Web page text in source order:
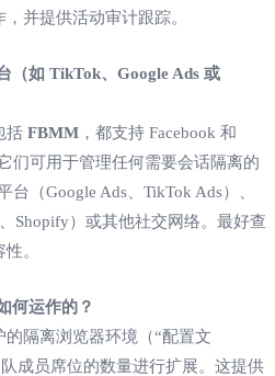
并提供活动审计跟踪。
（如 TikTok、Google Ads 或
括 FBMM ，都支持 Facebook 和
们可用于管理任何需要会话隔离的
（Google Ads、TikTok Ads）、
Shopify）或其他社交网络。最好查
。
何运作的？
隔离浏览器环境（“配置文
成员席位的数量进行扩展。这提供